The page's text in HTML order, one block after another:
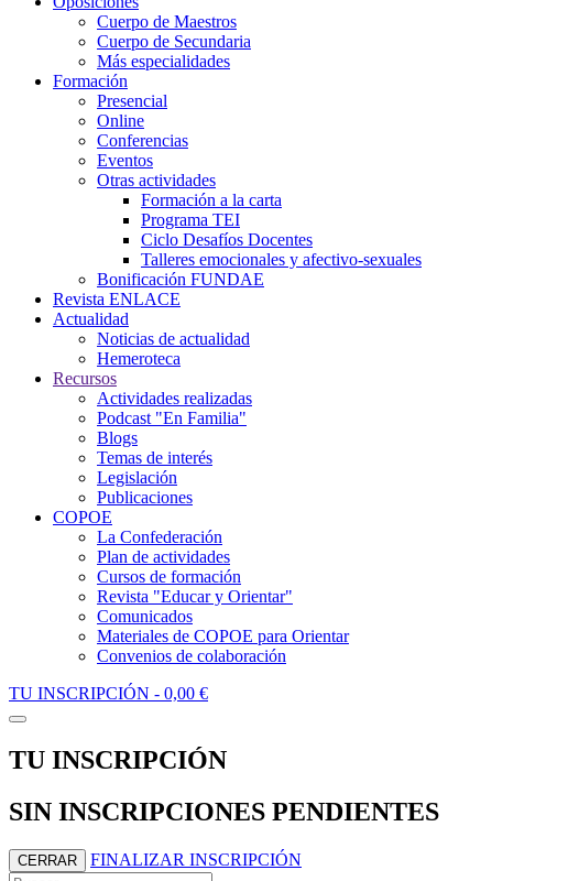
Cuerpo de Maestros
Cuerpo de Secundaria
Más especialidades
Formación
Presencial
Online
Conferencias
Eventos
Otras actividades
Formación a la carta
Programa TEI
Ciclo Desafíos Docentes
Talleres emocionales y afectivo-sexuales
Bonificación FUNDAE
Revista ENLACE
Actualidad
Noticias de actualidad
Hemeroteca
Recursos
Actividades realizadas
Podcast "En Familia"
Blogs
Temas de interés
Legislación
Publicaciones
COPOE
La Confederación
Plan de actividades
Cursos de formación
Revista "Educar y Orientar"
Comunicados
Materiales de COPOE para Orientar
Convenios de colaboración
TU INSCRIPCIÓN - 0,00 €
TU INSCRIPCIÓN
SIN INSCRIPCIONES PENDIENTES
CERRAR FINALIZAR INSCRIPCIÓN